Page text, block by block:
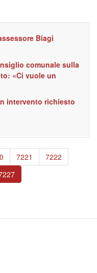
Biagi
comunale sulla
«Ci vuole un
intervento richiesto
Page
7221 Page
7222